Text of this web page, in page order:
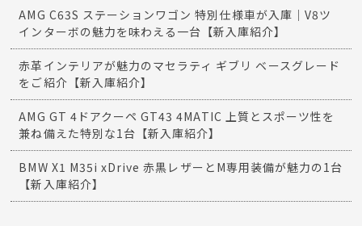
AMG C63S ステーションワゴン 特別仕様車が入庫｜V8ツ
インターボの魅力を味わえる一台【新入庫紹介】
赤革インテリアが魅力のマセラティ ギブリ ベースグレード
をご紹介【新入庫紹介】
AMG GT 4ドアクーペ GT43 4MATIC 上質とスポーツ性を
兼ね備えた特別な1台【新入庫紹介】
BMW X1 M35i xDrive 赤黒レザーとM専用装備が魅力の1台
【新入庫紹介】